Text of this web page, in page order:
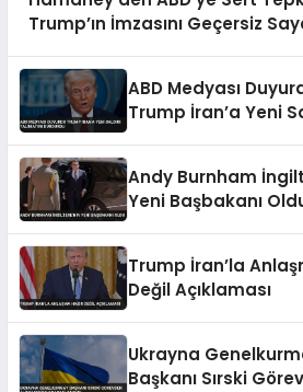
Trump’ın İmzasını Geçersiz
ABD Medyası
Trump İran’a Yeni
Andy Burnham
Yeni Başbakanı
Trump İran’la
Değil Açıklaması
Ukrayna
Başkanı Sırski